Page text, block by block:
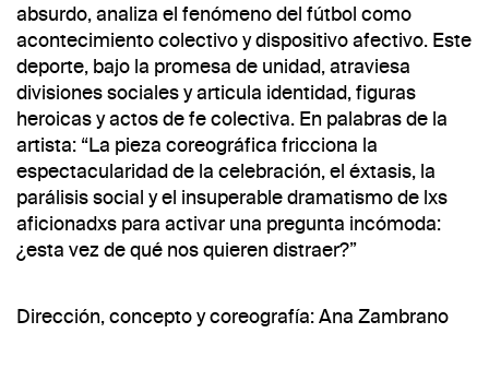
absurdo, analiza el fenómeno del fútbol como
acontecimiento colectivo y dispositivo afectivo. Este
deporte, bajo la promesa de unidad, atraviesa
divisiones sociales y articula identidad, figuras
heroicas y actos de fe colectiva. En palabras de la
artista: “La pieza coreográfica fricciona la
espectacularidad de la celebración, el éxtasis, la
parálisis social y el insuperable dramatismo de lxs
aficionadxs para activar una pregunta incómoda:
¿esta vez de qué nos quieren distraer?”
Dirección, concepto y coreografía: Ana Zambrano